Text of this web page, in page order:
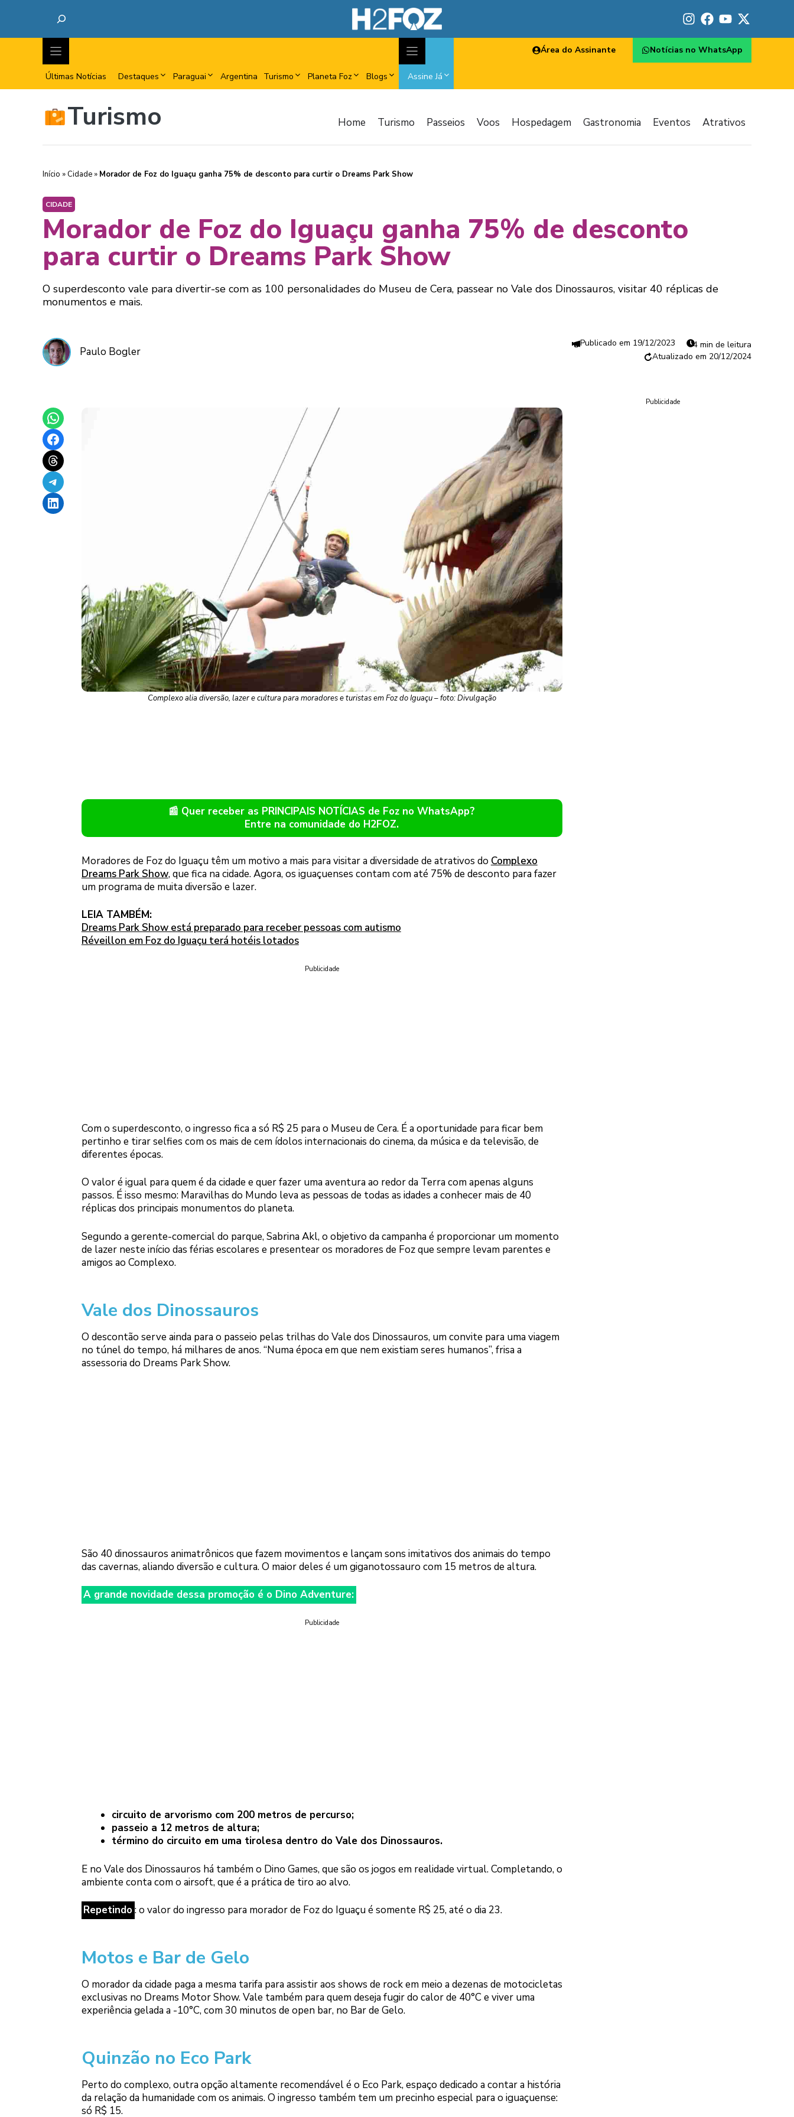
Últimas Notícias Destaques Paraguai Argentina Turismo Planeta Foz Blogs Assine Já
Área do Assinante Notícias no WhatsApp
Turismo Home Turismo Passeios Voos Hospedagem Gastronomia Eventos Atrativos
Início » Cidade » Morador de Foz do Iguaçu ganha 75% de desconto para curtir o Dreams Park Show
CIDADE
Morador de Foz do Iguaçu ganha 75% de desconto
para curtir o Dreams Park Show
O superdesconto vale para divertir-se com as 100 personalidades do Museu de Cera, passear no Vale dos Dinossauros, visitar 40 réplicas de
monumentos e mais.
Paulo Bogler
19/12/2023
4 min de leitura
20/12/2024
Share on WhatsApp
Share on Facebook
Share on Threads
Share on Telegram
Share on LinkedIn
Complexo alia diversão, lazer e cultura para moradores e turistas em Foz do Iguaçu – foto: Divulgação
📰 Quer receber as PRINCIPAIS NOTÍCIAS de Foz no WhatsApp?
Entre na comunidade do H2FOZ.
Moradores de Foz do Iguaçu têm um motivo a mais para visitar a diversidade de atrativos do Complexo
Dreams Park Show, que fica na cidade. Agora, os iguaçuenses contam com até 75% de desconto para fazer
um programa de muita diversão e lazer.
LEIA TAMBÉM:
Dreams Park Show está preparado para receber pessoas com autismo
Réveillon em Foz do Iguaçu terá hotéis lotados
Publicidade
Com o superdesconto, o ingresso fica a só R$ 25 para o Museu de Cera. É a oportunidade para ficar bem
pertinho e tirar selfies com os mais de cem ídolos internacionais do cinema, da música e da televisão, de
diferentes épocas.
O valor é igual para quem é da cidade e quer fazer uma aventura ao redor da Terra com apenas alguns
passos. É isso mesmo: Maravilhas do Mundo leva as pessoas de todas as idades a conhecer mais de 40
réplicas dos principais monumentos do planeta.
Segundo a gerente-comercial do parque, Sabrina Akl, o objetivo da campanha é proporcionar um momento
de lazer neste início das férias escolares e presentear os moradores de Foz que sempre levam parentes e
amigos ao Complexo.
Vale dos Dinossauros
O descontão serve ainda para o passeio pelas trilhas do Vale dos Dinossauros, um convite para uma viagem
no túnel do tempo, há milhares de anos. “Numa época em que nem existiam seres humanos”, frisa a
assessoria do Dreams Park Show.
São 40 dinossauros animatrônicos que fazem movimentos e lançam sons imitativos dos animais do tempo
das cavernas, aliando diversão e cultura. O maior deles é um giganotossauro com 15 metros de altura.
A grande novidade dessa promoção é o Dino Adventure:
Publicidade
circuito de arvorismo com 200 metros de percurso;
passeio a 12 metros de altura;
término do circuito em uma tirolesa dentro do Vale dos Dinossauros.
E no Vale dos Dinossauros há também o Dino Games, que são os jogos em realidade virtual. Completando, o
ambiente conta com o airsoft, que é a prática de tiro ao alvo.
Repetindo: o valor do ingresso para morador de Foz do Iguaçu é somente R$ 25, até o dia 23.
Motos e Bar de Gelo
O morador da cidade paga a mesma tarifa para assistir aos shows de rock em meio a dezenas de motocicletas
exclusivas no Dreams Motor Show. Vale também para quem deseja fugir do calor de 40°C e viver uma
experiência gelada a -10°C, com 30 minutos de open bar, no Bar de Gelo.
Quinzão no Eco Park
Perto do complexo, outra opção altamente recomendável é o Eco Park, espaço dedicado a contar a história
da relação da humanidade com os animais. O ingresso também tem um precinho especial para o iguaçuense:
só R$ 15.
Publicidade